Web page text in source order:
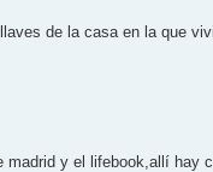
de la casa en la que
y el lifebook,allí hay